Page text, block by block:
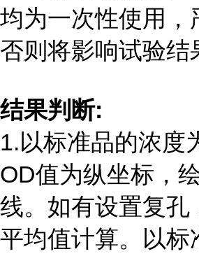
均为一次性使用，
否则将影响试验结
结果判断:
1.以标准品的浓度
OD值为纵坐标，
线。如有设置复孔
平均值计算。以标